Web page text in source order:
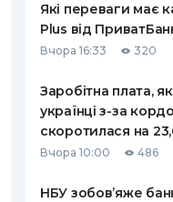
Які переваги має
Plus від
Вчора 16:33 320
Заробітна плата,
українці з-за
скоротилася на
Вчора 10:00 486
НБУ зобов’яже